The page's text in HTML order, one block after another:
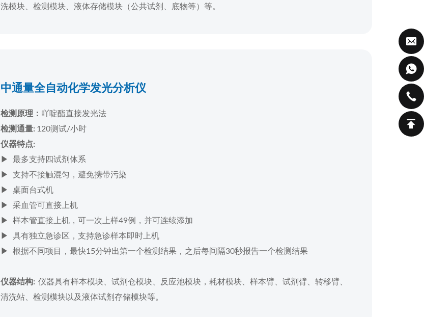
洗模块、检测模块、液体存储模块（公共试剂、底物等）等。
中通量全自动化学发光分析仪
检测原理： 吖啶酯直接发光法
检测通量: 120测试/小时
仪器特点:
▶ 最多支持四试剂体系
▶ 支持不接触混匀，避免携带污染
▶ 桌面台式机
▶ 采血管可直接上机
▶ 样本管直接上机，可一次上样49例，并可连续添加
▶ 具有独立急诊区，支持急诊样本即时上机
▶ 根据不同项目，最快15分钟出第一个检测结果，之后每间隔30秒报告一个检测结果
仪器结构: 仪器具有样本模块、试剂仓模块、反应池模块，耗材模块、样本臂、试剂臂、转移臂、
清洗站、检测模块以及液体试剂存储模块等。